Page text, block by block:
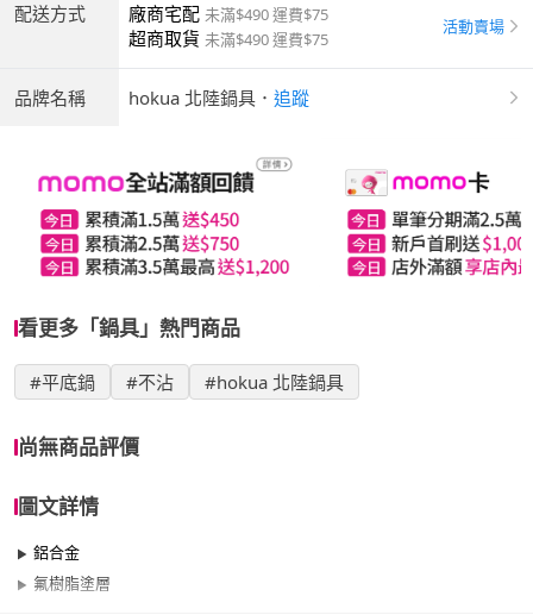
配送方式 廠商宅配 未滿$490 運費$75
超商取貨 未滿$490 運費$75
活動賣場
品牌名稱 hokua 北陸鍋具 ． 追蹤
看更多「鍋具」熱門商品
#平底鍋 #不沾 #hokua 北陸鍋具
尚無商品評價
圖文詳情
鋁合金
氟樹脂塗層